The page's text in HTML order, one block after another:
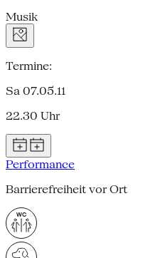
Musik
Termine:
Sa 07.05.11
22.30 Uhr
Performance
Barrierefreiheit vor Ort